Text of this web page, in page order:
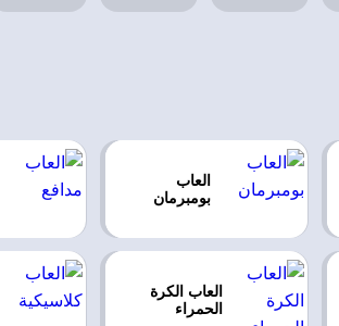
العاب
بومبرمان
العاب الكرة
الحمراء